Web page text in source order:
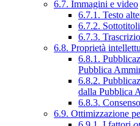
6.7. Immagini e video
6.7.1. Testo
6.7.2.
6.7.3.
6.8. Proprietà
6.8.1.
Pubblica
6.8.2.
dalla Pubblica
6.8.3.
6.9. Ottimizzazione